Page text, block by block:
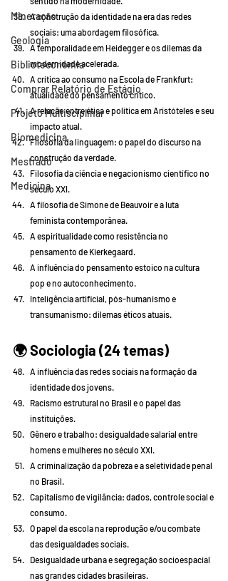
Mineração
Geologia
Biblioteconomia
Comprar Relatório de Estágio
Projeto Multisciplinar
Biomedicina
Mestrado
Medicina
A construção da identidade na era das redes
sociais: uma abordagem filosófica.
A temporalidade em Heidegger e os dilemas da
modernidade acelerada.
A crítica ao consumo na Escola de Frankfurt:
atualidade do pensamento crítico.
A relação entre ética e política em Aristóteles e seu
impacto atual.
Filosofia da linguagem: o papel do discurso na
construção da verdade.
Filosofia da ciência e negacionismo científico no
século XXI.
A filosofia de Simone de Beauvoir e a luta
feminista contemporânea.
A espiritualidade como resistência no
pensamento de Kierkegaard.
A influência do pensamento estoico na cultura
pop e no autoconhecimento.
Inteligência artificial, pós-humanismo e
transumanismo: dilemas éticos atuais.
🌍 Sociologia (24 temas)
A influência das redes sociais na formação da
identidade dos jovens.
Racismo estrutural no Brasil e o papel das
instituições.
Gênero e trabalho: desigualdade salarial entre
homens e mulheres no século XXI.
A criminalização da pobreza e a seletividade penal
no Brasil.
Capitalismo de vigilância: dados, controle social e
consumo.
O papel da escola na reprodução e/ou combate
das desigualdades sociais.
Desigualdade urbana e segregação socioespacial
nas grandes cidades brasileiras.